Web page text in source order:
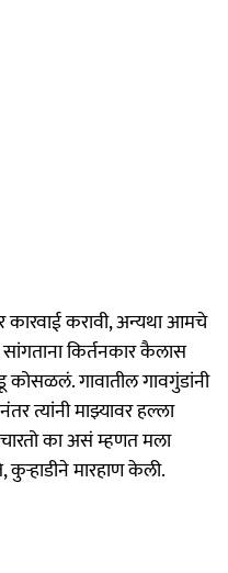
कारवाई करावी, अन्यथा आमचे
किर्तनकार कैलास
कोसळलं. गावातील गावगुंडांनी
त्यांनी माझ्यावर हल्ला
का असं म्हणत मला
मारहाण केली.